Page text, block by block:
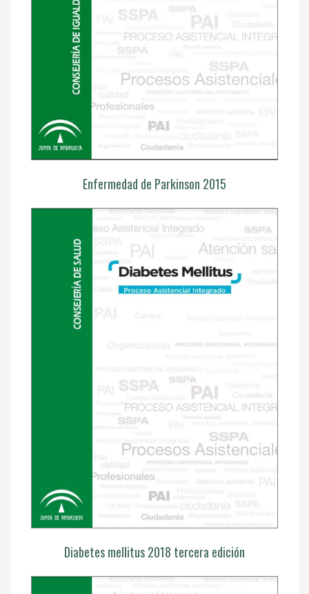
Enfermedad de Parkinson 2015
Diabetes mellitus 2018 tercera edición